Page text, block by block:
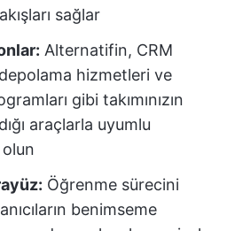
sağlar
Alternatifin, CRM
hizmetleri ve
gibi takımınızın
araçlarla uyumlu
Öğrenme sürecini
benimseme